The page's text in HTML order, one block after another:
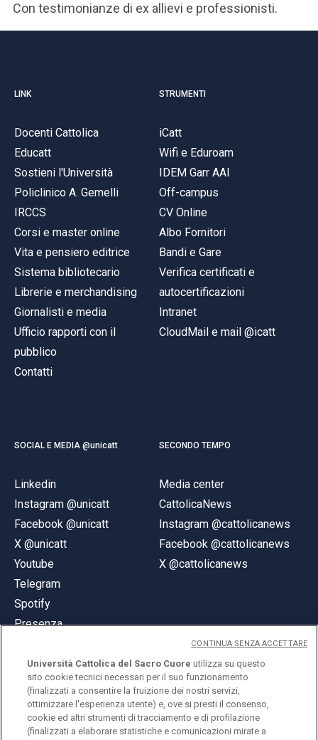
Con testimonianze di ex allievi e professionisti.
LINK
Docenti Cattolica
Educatt
Sostieni l'Università
Policlinico A. Gemelli
IRCCS
Corsi e master online
Vita e pensiero editrice
Sistema bibliotecario
Librerie e merchandising
Giornalisti e media
Ufficio rapporti con il
pubblico
Contatti
STRUMENTI
iCatt
Wifi e Eduroam
IDEM Garr AAI
Off-campus
CV Online
Albo Fornitori
Bandi e Gare
Verifica certificati e
autocertificazioni
Intranet
CloudMail e mail @icatt
SOCIAL E MEDIA @unicatt
Linkedin
Instagram @unicatt
Facebook @unicatt
X @unicatt
Youtube
Telegram
Spotify
Presenza
SECONDO TEMPO
Media center
CattolicaNews
Instagram @cattolicanews
Facebook @cattolicanews
X @cattolicanews
© Università Cattolica del Sacro Cuore
Largo A. Gemelli 1, 20123 Milano
Università Cattolica del Sacro Cuore utilizza su questo
sito cookie tecnici necessari per il suo funzionamento
(finalizzati a consentire la fruizione dei nostri servizi,
ottimizzare l'esperienza utente) e, ove si presti il consenso,
cookie ed altri strumenti di tracciamento e di profilazione
(finalizzati a elaborare statistiche e comunicazioni mirate a
CONTINUA SENZA ACCETTARE